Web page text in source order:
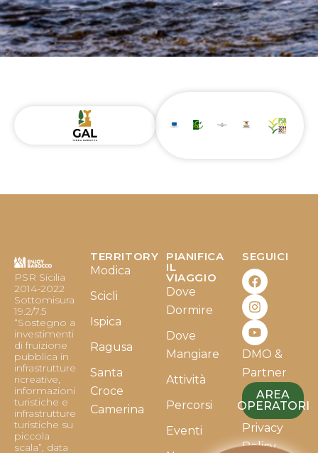
PSR Sicilia
2014-2022
Sottomisura
19.2/7.5
“Sostegno a
investimenti
di fruizione
pubblica in
infrastrutture
ricreative,
informazioni
turistiche e
infrastrutture
turistiche su
piccola
scala”, data
TERRITORY
Modica
Scicli
Ispica
Ragusa
Santa
Croce
Camerina
PIANIFICA
IL
VIAGGIO
Dove
Dormire
Dove
Mangiare
Attività
Percorsi
Eventi
SEGUICI
F
a
c
e
b
o
o
k
I
n
s
t
a
g
r
a
m
Y
o
u
t
u
b
e
DMO &
Partner
AREA
OPERATORI
Privacy
Policy